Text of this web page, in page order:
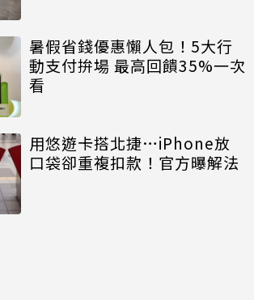
暑假省錢優惠懶人包！5大行
動支付拚場 最高回饋35%一次
看
用悠遊卡搭北捷…iPhone放
口袋卻重複扣款！官方曝解法